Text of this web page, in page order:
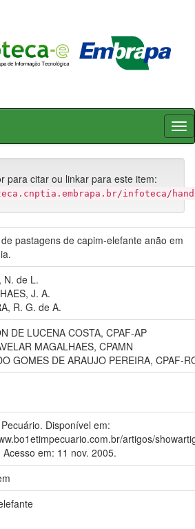
para citar ou linkar para este item:
infoteca/
pastagens de capim-elefante anão em
N. de L.
J. A.
R. G. de A.
DE LUCENA COSTA, CPAF-AP
MAGALHAES, CPAMN
GOMES DE ARAUJO PEREIRA, CPAF-
Disponível em:
artigos/
Acesso em: 11 nov. 2005.